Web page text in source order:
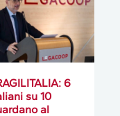
6
su 10
al